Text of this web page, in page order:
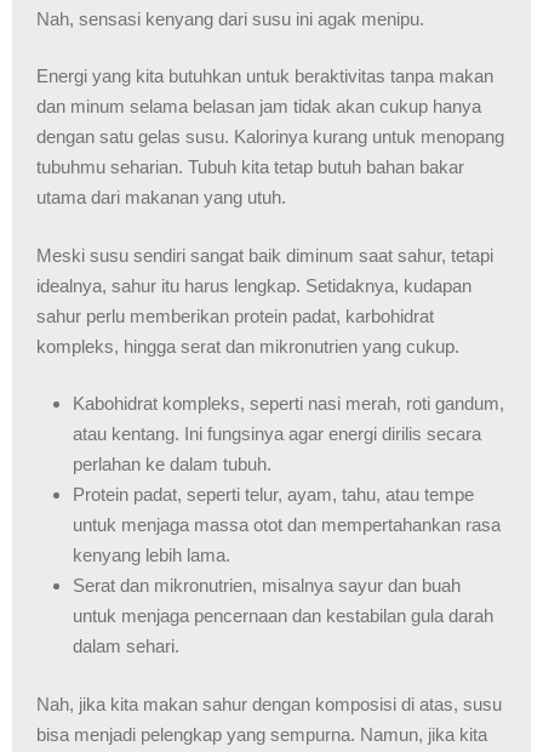
Nah, sensasi kenyang dari susu ini agak menipu.
Energi yang kita butuhkan untuk beraktivitas tanpa makan
dan minum selama belasan jam tidak akan cukup hanya
dengan satu gelas susu. Kalorinya kurang untuk menopang
tubuhmu seharian. Tubuh kita tetap butuh bahan bakar
utama dari makanan yang utuh.
Meski susu sendiri sangat baik diminum saat sahur, tetapi
idealnya, sahur itu harus lengkap. Setidaknya, kudapan
sahur perlu memberikan protein padat, karbohidrat
kompleks, hingga serat dan mikronutrien yang cukup.
Kabohidrat kompleks, seperti nasi merah, roti gandum,
atau kentang. Ini fungsinya agar energi dirilis secara
perlahan ke dalam tubuh.
Protein padat, seperti telur, ayam, tahu, atau tempe
untuk menjaga massa otot dan mempertahankan rasa
kenyang lebih lama.
Serat dan mikronutrien, misalnya sayur dan buah
untuk menjaga pencernaan dan kestabilan gula darah
dalam sehari.
Nah, jika kita makan sahur dengan komposisi di atas, susu
bisa menjadi pelengkap yang sempurna. Namun, jika kita